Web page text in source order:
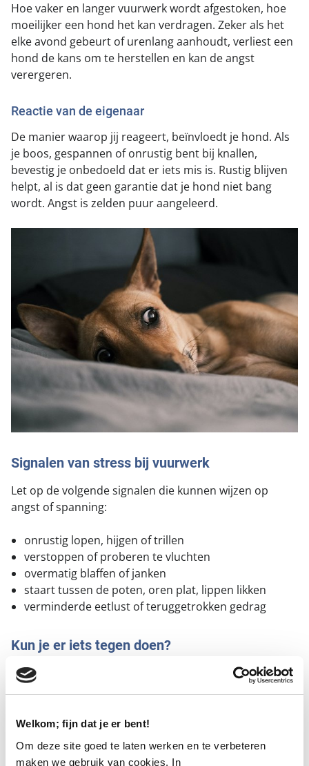
Welkom; fijn dat je er bent!
Om deze site goed te laten werken en te verbeteren
maken we gebruik van cookies. In
Hoe vaker en langer vuurwerk wordt afgestoken, hoe
moeilijker een hond het kan verdragen. Zeker als het
elke avond gebeurt of urenlang aanhoudt, verliest een
hond de kans om te herstellen en kan de angst
verergeren.
Reactie van de eigenaar
De manier waarop jij reageert, beïnvloedt je hond. Als
je boos, gespannen of onrustig bent bij knallen,
bevestig je onbedoeld dat er iets mis is. Rustig blijven
helpt, al is dat geen garantie dat je hond niet bang
wordt. Angst is zelden puur aangeleerd.
Signalen van stress bij vuurwerk
Let op de volgende signalen die kunnen wijzen op
angst of spanning:
onrustig lopen, hijgen of trillen
verstoppen of proberen te vluchten
overmatig blaffen of janken
staart tussen de poten, oren plat, lippen likken
verminderde eetlust of teruggetrokken gedrag
Kun je er iets tegen doen?
We krijgen veel vragen over of en wat baasjes kunnen
hoe angstig de hond is, hoe zwaar het vuurwerk en
hoe lang en hoe vaak het wordt afgestoken.